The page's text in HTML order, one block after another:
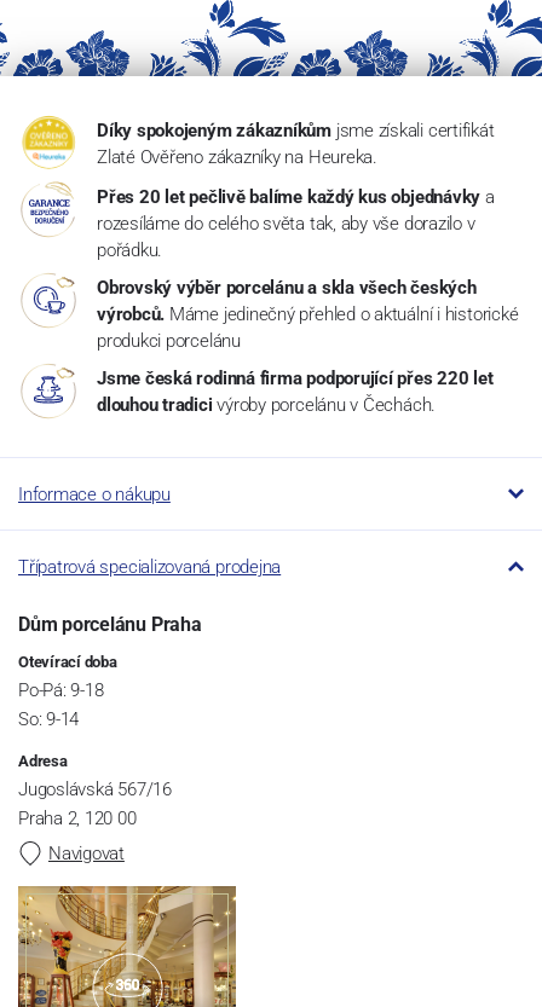
Díky spokojeným zákazníkům jsme získali certifikát
Zlaté Ověřeno zákazníky na Heureka.
Přes 20 let pečlivě balíme každý kus objednávky a
rozesíláme do celého světa tak, aby vše dorazilo v
pořádku.
Obrovský výběr porcelánu a skla všech českých
výrobců. Máme jedinečný přehled o aktuální i historické
produkci porcelánu
Jsme česká rodinná firma podporující přes 220 let
dlouhou tradici výroby porcelánu v Čechách.
Informace o nákupu
Třípatrová specializovaná prodejna
Dům porcelánu Praha
Otevírací doba
Po-Pá: 9-18
So: 9-14
Adresa
Jugoslávská 567/16
Praha 2, 120 00
Navigovat